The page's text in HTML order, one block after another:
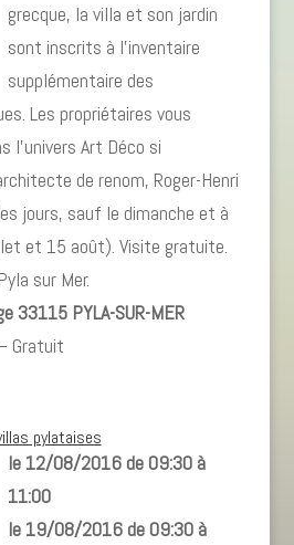
grecque, la villa et son jardin
sont inscrits à l’inventaire
supplémentaire des
Les propriétaires vous
l’univers Art Déco si
de renom, Roger-Henri
jours, sauf le dimanche et à
et 15 août). Visite gratuite.
sur Mer.
33115 PYLA-SUR-MER
Gratuit
pylataises
le 12/08/2016 de 09:30 à
11:00
le 19/08/2016 de 09:30 à